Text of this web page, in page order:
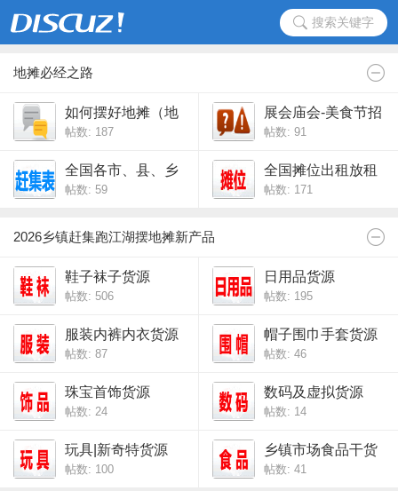
搜索关键字
地摊必经之路
如何摆好地摊（地
摊经验交流）
帖数: 187
展会庙会-美食节招
商
帖数: 91
全国各市、县、乡
镇赶集时间表,赶场
帖数: 59
全国摊位出租放租
帖数: 171
2026乡镇赶集跑江湖摆地摊新产品
鞋子袜子货源
帖数: 506
日用品货源
帖数: 195
服装内裤内衣货源
帖数: 87
帽子围巾手套货源
帖数: 46
珠宝首饰货源
帖数: 24
数码及虚拟货源
帖数: 14
玩具|新奇特货源
帖数: 100
乡镇市场食品干货
帖数: 41